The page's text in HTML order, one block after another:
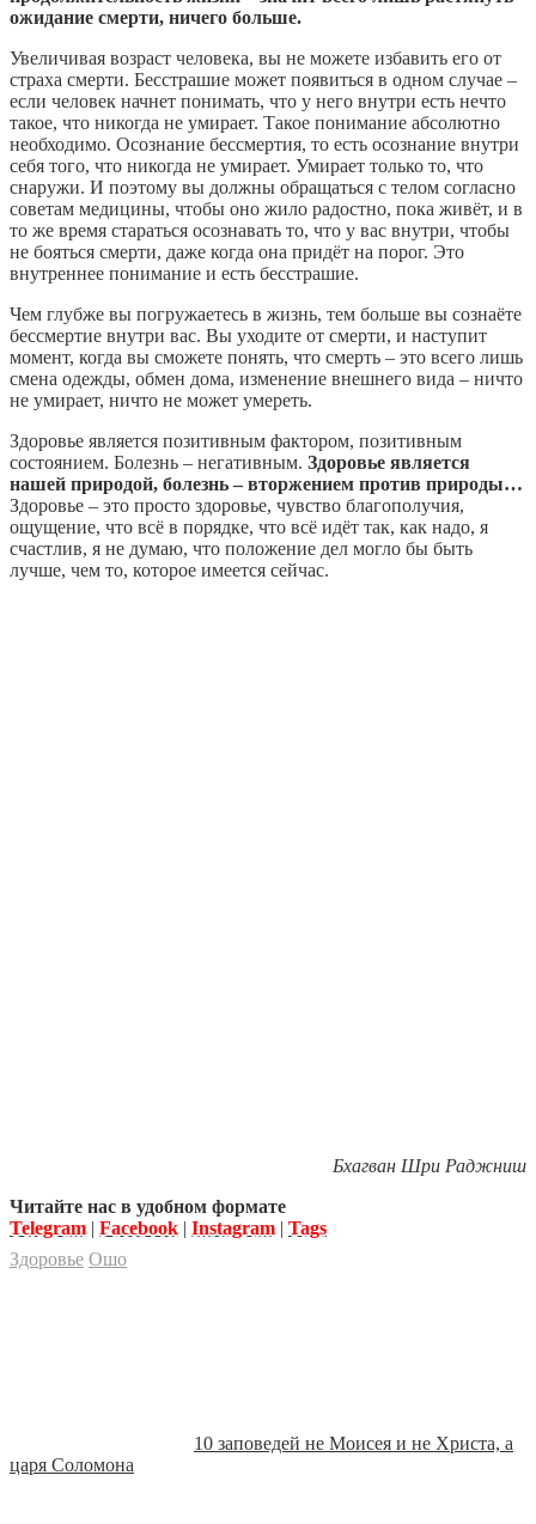
ожидание смерти, ничего больше.
Увеличивая возраст человека, вы не можете избавить его от
страха смерти. Бесстрашие может появиться в одном случае –
если человек начнет понимать, что у него внутри есть нечто
такое, что никогда не умирает. Такое понимание абсолютно
необходимо. Осознание бессмертия, то есть осознание внутри
себя того, что никогда не умирает. Умирает только то, что
снаружи. И поэтому вы должны обращаться с телом согласно
советам медицины, чтобы оно жило радостно, пока живёт, и в
то же время стараться осознавать то, что у вас внутри, чтобы
не бояться смерти, даже когда она придёт на порог. Это
внутреннее понимание и есть бесстрашие.
Чем глубже вы погружаетесь в жизнь, тем больше вы сознаёте
бессмертие внутри вас. Вы уходите от смерти, и наступит
момент, когда вы сможете понять, что смерть – это всего лишь
смена одежды, обмен дома, изменение внешнего вида – ничто
не умирает, ничто не может умереть.
Здоровье является позитивным фактором, позитивным
состоянием. Болезнь – негативным. Здоровье является
нашей природой, болезнь – вторжением против природы…
Здоровье – это просто здоровье, чувство благополучия,
ощущение, что всё в порядке, что всё идёт так, как надо, я
счастлив, я не думаю, что положение дел могло бы быть
лучше, чем то, которое имеется сейчас.
Бхагван Шри Раджниш
Читайте нас в удобном формате
Telegram | Facebook | Instagram | Tags
Здоровье Ошо
10 заповедей не Моисея и не Христа, а
царя Соломона